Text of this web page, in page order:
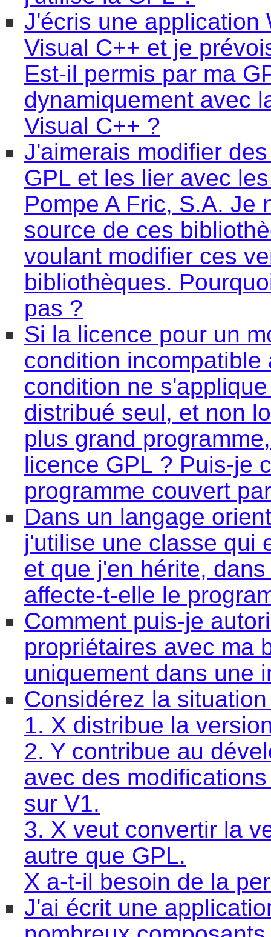
J'écris une application
Visual C++ et je
Est-il permis par ma
dynamiquement avec
Visual C++ ?
J'aimerais modifier
GPL et les lier avec
Pompe A Fric, S.A. Je
source de ces
voulant modifier ces
bibliothèques.
pas ?
Si la licence pour un
condition
condition ne
distribué seul, et non
plus grand
licence GPL ? Puis-je
programme couvert
Dans un langage
j'utilise une classe qui
et que j'en hérite,
affecte-t-elle le
Comment puis-je
propriétaires avec ma
uniquement dans une
Considérez la
1. X distribue la
2. Y contribue au
avec des
sur V1.
3. X veut convertir la
autre que GPL.
X a-t-il besoin de la
J'ai écrit une